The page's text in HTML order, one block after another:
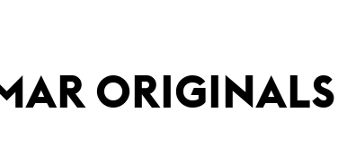
ORIGINALS